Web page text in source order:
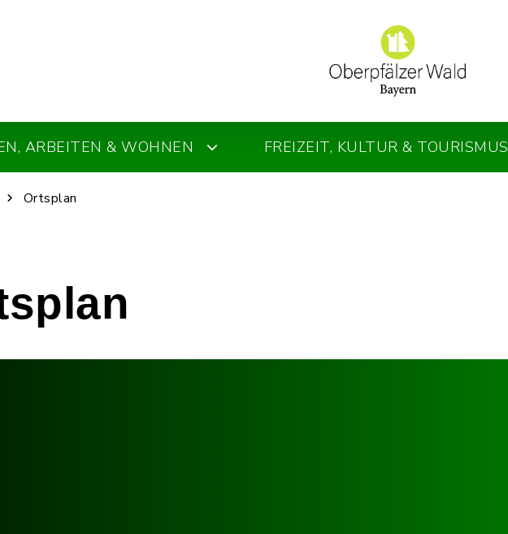
ARBEITEN & WOHNEN FREIZEIT, KULTUR & TOURISMUS
Ortsplan